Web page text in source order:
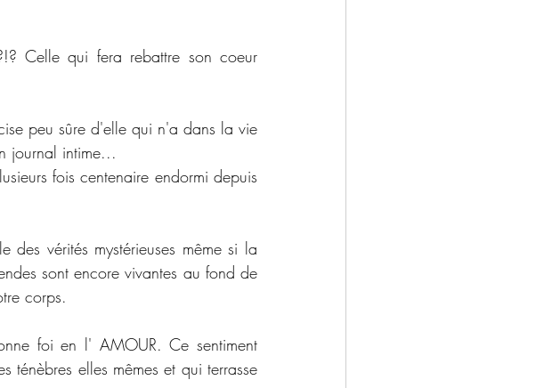
Celle qui fera rebattre son coeur
peu sûre d'elle qui n'a dans la vie
journal intime...
fois centenaire endormi depuis
vérités mystérieuses même si la
sont encore vivantes au fond de
corps.
foi en l' AMOUR. Ce sentiment
ténèbres elles mêmes et qui terrasse